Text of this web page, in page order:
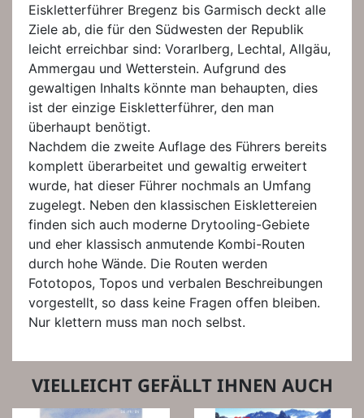
Eiskletterführer Bregenz bis Garmisch deckt alle
Ziele ab, die für den Südwesten der Republik
leicht erreichbar sind: Vorarlberg, Lechtal, Allgäu,
Ammergau und Wetterstein. Aufgrund des
gewaltigen Inhalts könnte man behaupten, dies
ist der einzige Eiskletterführer, den man
überhaupt benötigt.
Nachdem die zweite Auflage des Führers bereits
komplett überarbeitet und gewaltig erweitert
wurde, hat dieser Führer nochmals an Umfang
zugelegt. Neben den klassischen Eisklettereien
finden sich auch moderne Drytooling-Gebiete
und eher klassisch anmutende Kombi-Routen
durch hohe Wände. Die Routen werden
Fototopos, Topos und verbalen Beschreibungen
vorgestellt, so dass keine Fragen offen bleiben.
Nur klettern muss man noch selbst.
VIELLEICHT GEFÄLLT IHNEN AUCH